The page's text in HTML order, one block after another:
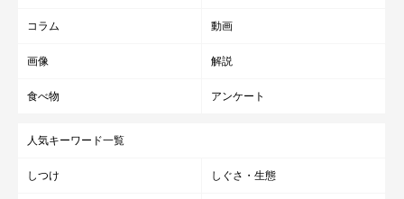
コラム 動画
画像 解説
食べ物 アンケート
人気キーワード一覧
しつけ しぐさ・生態